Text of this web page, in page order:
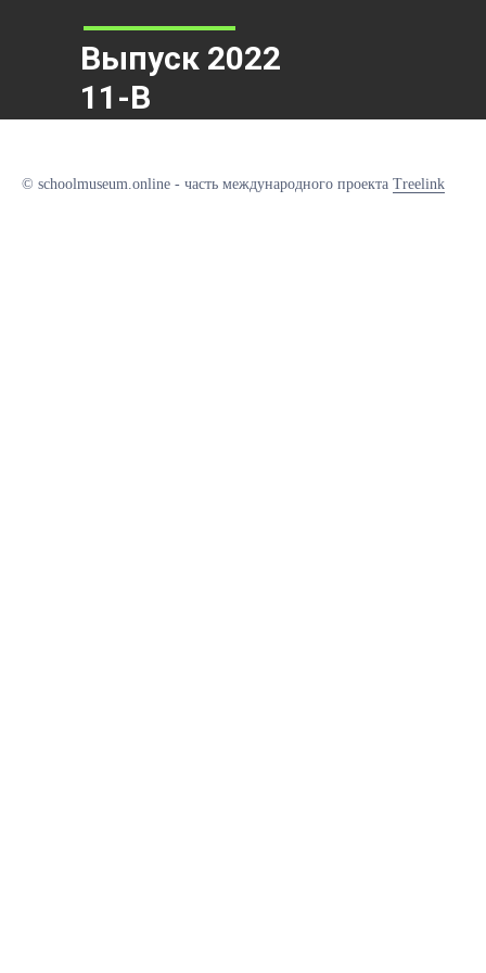
Выпуск 2022
11-В
© schoolmuseum.online - часть международного проекта Treelink